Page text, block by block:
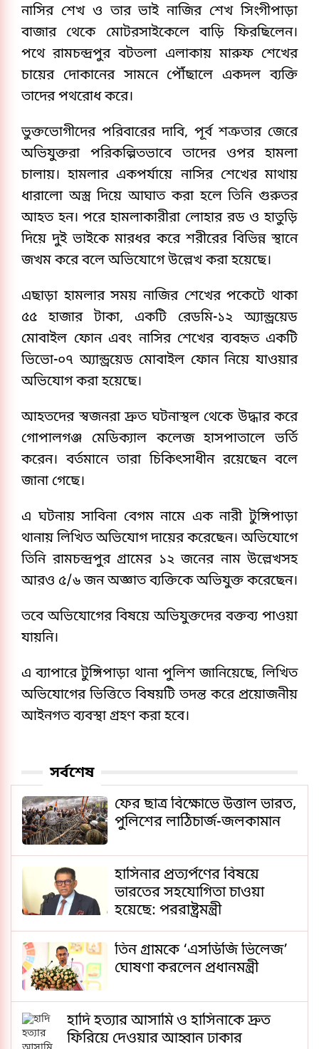
নাসির শেখ ও তার ভাই নাজির শেখ সিংগীপাড়া
বাজার থেকে মোটরসাইকেলে বাড়ি ফিরছিলেন।
পথে রামচন্দ্রপুর বটতলা এলাকায় মারুফ শেখের
চায়ের দোকানের সামনে পৌঁছালে একদল ব্যক্তি
তাদের পথরোধ করে।
ভুক্তভোগীদের পরিবারের দাবি, পূর্ব শত্রুতার জেরে
অভিযুক্তরা পরিকল্পিতভাবে তাদের ওপর হামলা
চালায়। হামলার একপর্যায়ে নাসির শেখের মাথায়
ধারালো অস্ত্র দিয়ে আঘাত করা হলে তিনি গুরুতর
আহত হন। পরে হামলাকারীরা লোহার রড ও হাতুড়ি
দিয়ে দুই ভাইকে মারধর করে শরীরের বিভিন্ন স্থানে
জখম করে বলে অভিযোগে উল্লেখ করা হয়েছে।
এছাড়া হামলার সময় নাজির শেখের পকেটে থাকা
৫৫ হাজার টাকা, একটি রেডমি-১২ অ্যান্ড্রয়েড
মোবাইল ফোন এবং নাসির শেখের ব্যবহৃত একটি
ভিভো-০৭ অ্যান্ড্রয়েড মোবাইল ফোন নিয়ে যাওয়ার
অভিযোগ করা হয়েছে।
আহতদের স্বজনরা দ্রুত ঘটনাস্থল থেকে উদ্ধার করে
গোপালগঞ্জ মেডিক্যাল কলেজ হাসপাতালে ভর্তি
করেন। বর্তমানে তারা চিকিৎসাধীন রয়েছেন বলে
জানা গেছে।
এ ঘটনায় সাবিনা বেগম নামে এক নারী টুঙ্গিপাড়া
থানায় লিখিত অভিযোগ দায়ের করেছেন। অভিযোগে
তিনি রামচন্দ্রপুর গ্রামের ১২ জনের নাম উল্লেখসহ
আরও ৫/৬ জন অজ্ঞাত ব্যক্তিকে অভিযুক্ত করেছেন।
তবে অভিযোগের বিষয়ে অভিযুক্তদের বক্তব্য পাওয়া
যায়নি।
এ ব্যাপারে টুঙ্গিপাড়া থানা পুলিশ জানিয়েছে, লিখিত
অভিযোগের ভিত্তিতে বিষয়টি তদন্ত করে প্রয়োজনীয়
আইনগত ব্যবস্থা গ্রহণ করা হবে।
সর্বশেষ
ফের ছাত্র বিক্ষোভে উত্তাল ভারত,
পুলিশের লাঠিচার্জ-জলকামান
হাসিনার প্রত্যর্পণের বিষয়ে
ভারতের সহযোগিতা চাওয়া
হয়েছে: পররাষ্ট্রমন্ত্রী
তিন গ্রামকে ‘এসডিজি ভিলেজ’
ঘোষণা করলেন প্রধানমন্ত্রী
হাদি হত্যার আসামি ও হাসিনাকে দ্রুত
ফিরিয়ে দেওয়ার আহ্বান ঢাকার